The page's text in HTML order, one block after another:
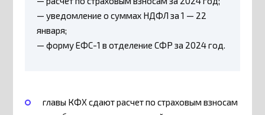
— уведомление о суммах НДФЛ за 1 — 22
января;
— форму ЕФС-1 в отделение СФР за 2024 год.
главы КФХ сдают расчет по страховым взносам